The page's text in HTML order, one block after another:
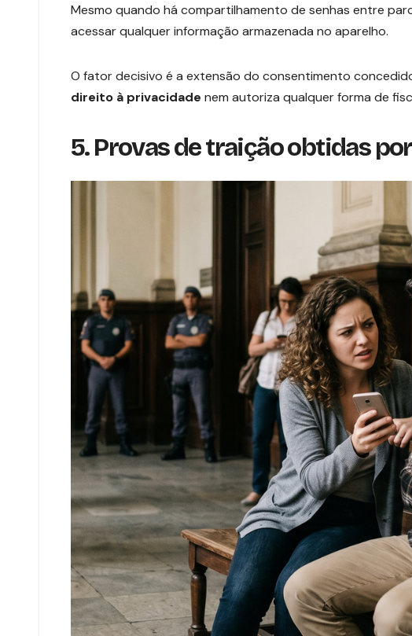
Mesmo quando há compartilhamento de senhas entre
acessar qualquer informação armazenada no aparelho.
O fator decisivo é a extensão do consentimento
direito à privacidade nem autoriza qualquer forma de
5. Provas de traição obtidas